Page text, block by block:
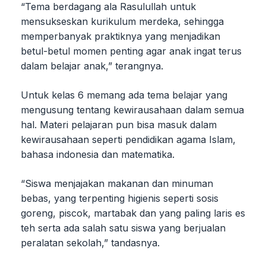
“Tema berdagang ala Rasulullah untuk
mensukseskan kurikulum merdeka, sehingga
memperbanyak praktiknya yang menjadikan
betul-betul momen penting agar anak ingat terus
dalam belajar anak,” terangnya.
Untuk kelas 6 memang ada tema belajar yang
mengusung tentang kewirausahaan dalam semua
hal. Materi pelajaran pun bisa masuk dalam
kewirausahaan seperti pendidikan agama Islam,
bahasa indonesia dan matematika.
“Siswa menjajakan makanan dan minuman
bebas, yang terpenting higienis seperti sosis
goreng, piscok, martabak dan yang paling laris es
teh serta ada salah satu siswa yang berjualan
peralatan sekolah,” tandasnya.